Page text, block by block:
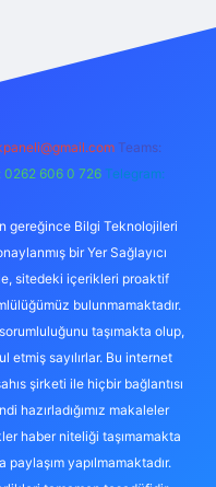
Teams:
0262 606 0 726 Telegram:
gereğince Bilgi Teknolojileri
bir Yer Sağlayıcı
sitedeki içerikleri proaktif
bulunmamaktadır.
taşımakta olup,
etmiş sayılırlar. Bu internet
şirketi ile hiçbir bağlantısı
hazırladığımız makaleler
haber niteliği taşımamakta
yapılmamaktadır.